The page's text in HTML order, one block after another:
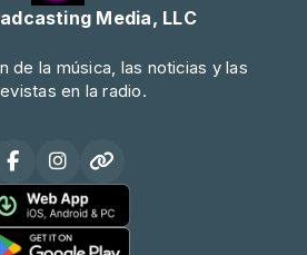
Media, LLC
de la música, las noticias y las
en la radio.